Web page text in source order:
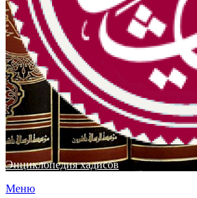
Энциклопедия хадисов
Перейти
Меню